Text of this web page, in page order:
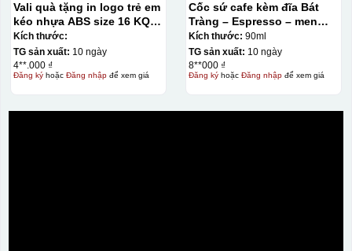
Vali quà tặng in logo trẻ em
kéo nhựa ABS size 16 KQ-
VL13
Kích thước:
TG sản xuất: 10 ngày
4**.000 ₫
Đăng kýhoặc Đăng nhậpđể xem giá
Cốc sứ cafe kèm đĩa Bát
Tràng – Espresso – men
màu – 90ml
Kích thước: 90ml
TG sản xuất: 10 ngày
8**000 ₫
Đăng kýhoặc Đăng nhậpđể xem giá